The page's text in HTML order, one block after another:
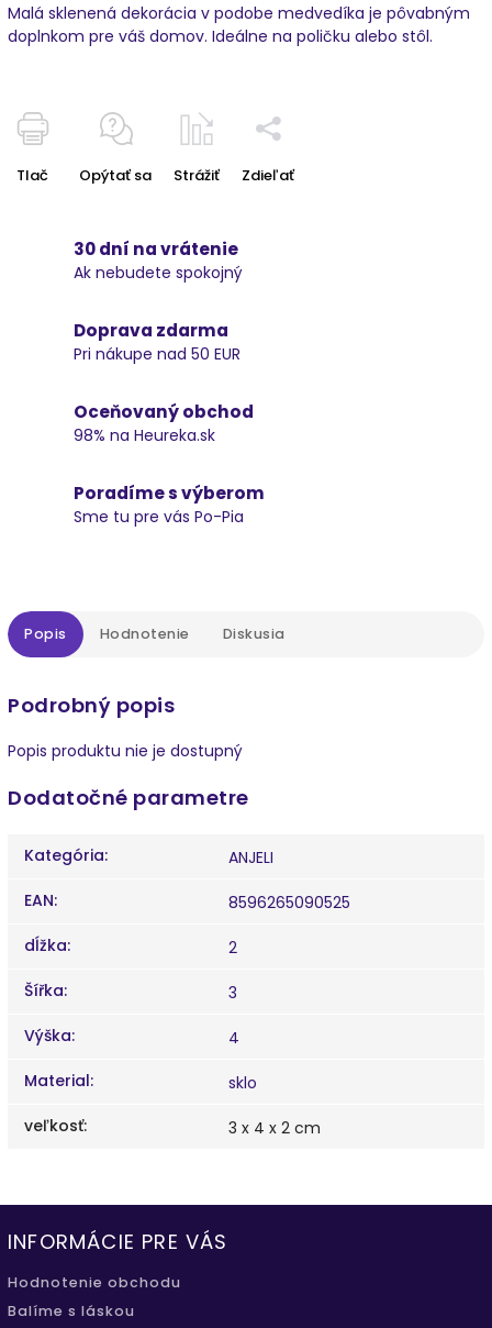
Malá sklenená dekorácia v podobe medvedíka je pôvabným
doplnkom pre váš domov. Ideálne na poličku alebo stôl.
Tlač Opýtať sa Strážiť Zdieľať
30 dní na vrátenie
Ak nebudete spokojný
Doprava zdarma
Pri nákupe nad 50 EUR
Oceňovaný obchod
98% na Heureka.sk
Poradíme s výberom
Sme tu pre vás Po-Pia
Popis Hodnotenie Diskusia
Podrobný popis
Popis produktu nie je dostupný
Dodatočné parametre
Kategória:
ANJELI
EAN:
8596265090525
dĺžka:
2
Šířka:
3
Výška:
4
Material:
sklo
veľkosť: 3 x 4 x 2 cm
INFORMÁCIE PRE VÁS
Hodnotenie obchodu
Balíme s láskou